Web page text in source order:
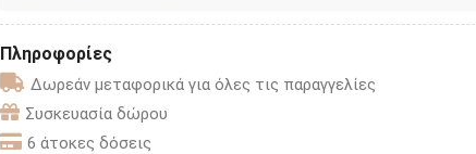
Πληροφορίες
Δωρεάν μεταφορικά για όλες τις παραγγελίες
Συσκευασία δώρου
6 άτοκες δόσεις